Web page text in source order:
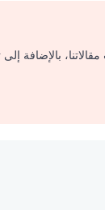
بالإضافة